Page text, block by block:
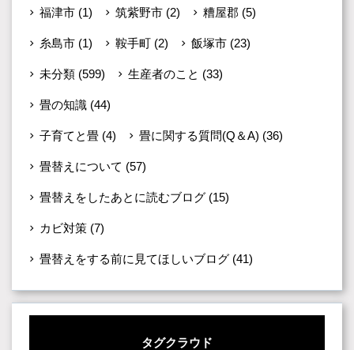
福津市 (1) 筑紫野市 (2) 糟屋郡 (5)
糸島市 (1) 鞍手町 (2) 飯塚市 (23)
未分類 (599) 生産者のこと (33)
畳の知識 (44)
子育てと畳 (4) 畳に関する質問(Q＆A) (36)
畳替えについて (57)
畳替えをしたあとに読むブログ (15)
カビ対策 (7)
畳替えをする前に見てほしいブログ (41)
タグクラウド